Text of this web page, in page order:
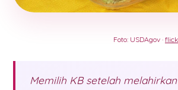
Foto: USDAgov ·
Memilih KB setelah